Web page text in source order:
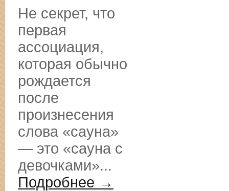
Не секрет, что
первая
ассоциация,
которая обычно
рождается
после
произнесения
слова «сауна»
— это «сауна с
девочками»...
Подробнее →